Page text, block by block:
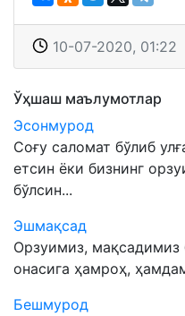
10-07-2020, 01:22
Ўҳшаш маълумотлар
Эсонмурод
Соғу саломат бўлиб
етсин ёки бизнинг
бўлсин...
Эшмақсад
Орзуимиз, мақсадимиз
онасига ҳамроҳ,
Бешмурод